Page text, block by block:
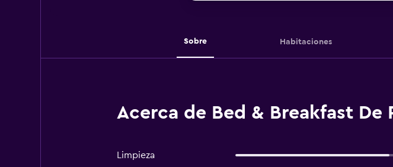
Sobre Habitaciones
Acerca de Bed & Breakfast De
Limpieza